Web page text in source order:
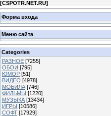
[CSPOTR.NET.RU]
Форма входа
Меню сайта
Categories
РАЗНОЕ [7255]
ОБОИ [795]
ЮМОР [51]
ВИДЕО [4978]
МОБИЛА [746]
ФИЛЬМЫ [1220]
МУЗЫКА [13434]
ИГРЫ [10586]
СОФТ [17929]